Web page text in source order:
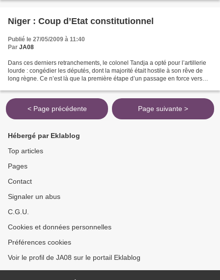
Niger : Coup d’Etat constitutionnel
Publié le 27/05/2009 à 11:40
Par JA08
Dans ces derniers retranchements, le colonel Tandja a opté pour l’artillerie
lourde : congédier les députés, dont la majorité était hostile à son rêve de
long règne. Ce n’est là que la première étape d’un passage en force vers
< Page précédente Page suivante >
Hébergé par Eklablog
Top articles
Pages
Contact
Signaler un abus
C.G.U.
Cookies et données personnelles
Préférences cookies
Voir le profil de JA08 sur le portail Eklablog